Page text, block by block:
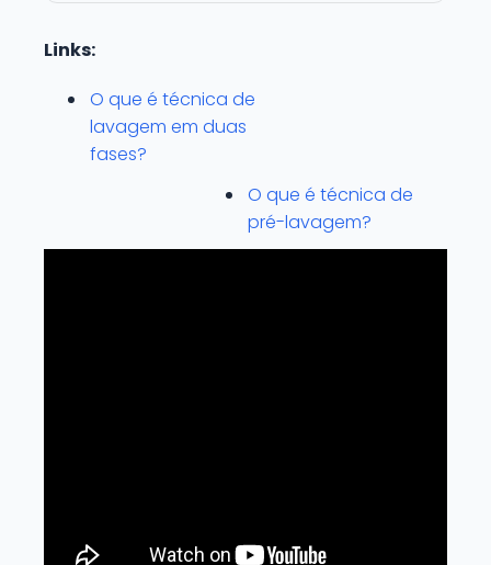
Links:
O que é técnica de
lavagem em duas
fases?
O que é técnica de
pré-lavagem?